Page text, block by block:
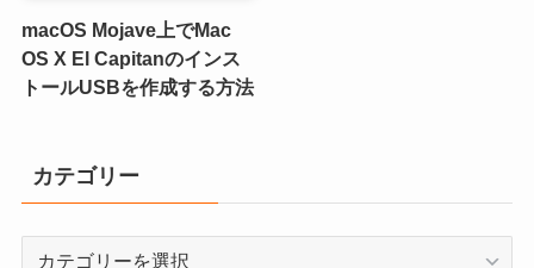
macOS Mojave上でMac
OS X El Capitanのインス
トールUSBを作成する方法
カテゴリー